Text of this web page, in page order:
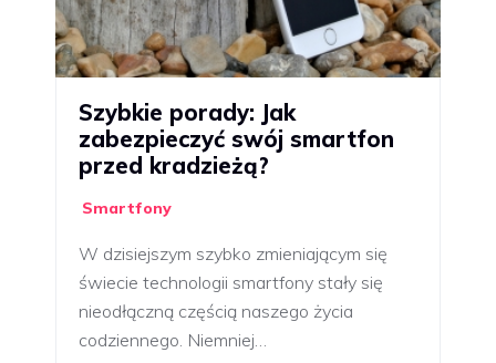
Szybkie porady: Jak
zabezpieczyć swój smartfon
przed kradzieżą?
Smartfony
W dzisiejszym szybko zmieniającym się
świecie technologii smartfony stały się
nieodłączną częścią naszego życia
codziennego. Niemniej…